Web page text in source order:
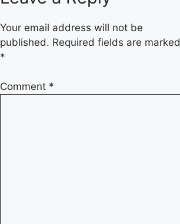
Your email address will not be
published. Required fields are marked
*
Comment *